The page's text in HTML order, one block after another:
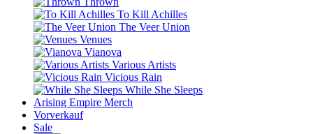
To Kill Achilles
The Veer Union
Venues
Vianova
Various Artists
Vicious Rain
While She Sleeps
Arising Empire Merch
Vorverkauf
Sale